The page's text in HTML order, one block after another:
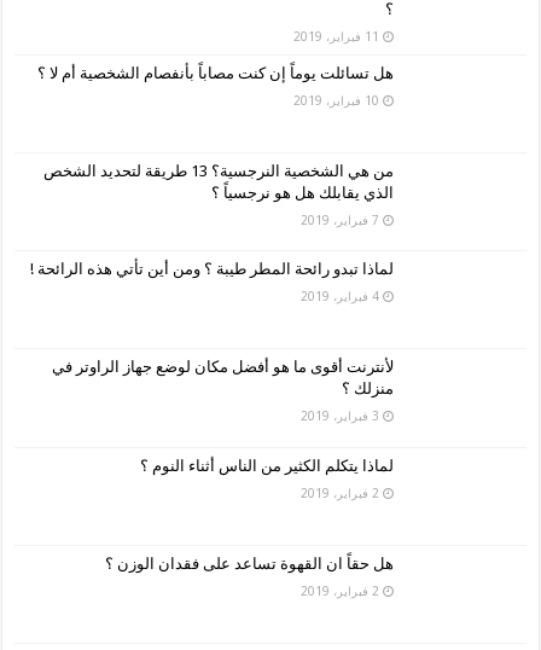
؟
11 فبراير، 2019
هل تسائلت يوماً إن كنت مصاباً بأنفصام الشخصية أم لا ؟
10 فبراير، 2019
من هي الشخصية النرجسية؟ 13 طريقة لتحديد الشخص
الذي يقابلك هل هو نرجسياً ؟
7 فبراير، 2019
لماذا تبدو رائحة المطر طيبة ؟ ومن أين تأتي هذه الرائحة !
4 فبراير، 2019
لأنترنت أقوى ما هو أفضل مكان لوضع جهاز الراوتر في
منزلك ؟
3 فبراير، 2019
لماذا يتكلم الكثير من الناس أثناء النوم ؟
2 فبراير، 2019
هل حقاً ان القهوة تساعد على فقدان الوزن ؟
2 فبراير، 2019